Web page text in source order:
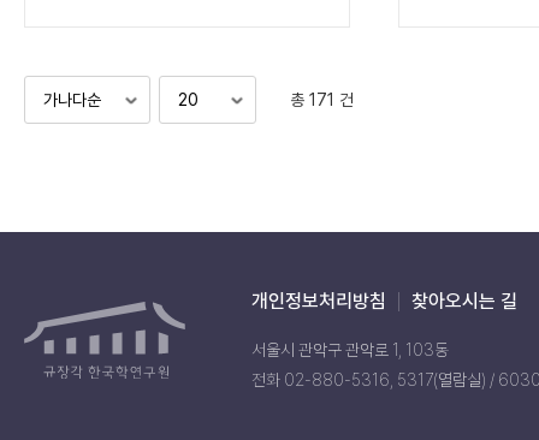
총 171 건
개인정보처리방침 찾아오시는 길
서울시 관악구 관악로 1, 103동
전화 02-880-5316, 5317(열람실) /